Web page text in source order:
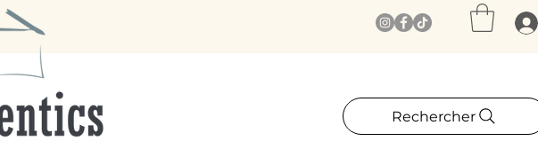
Rechercher